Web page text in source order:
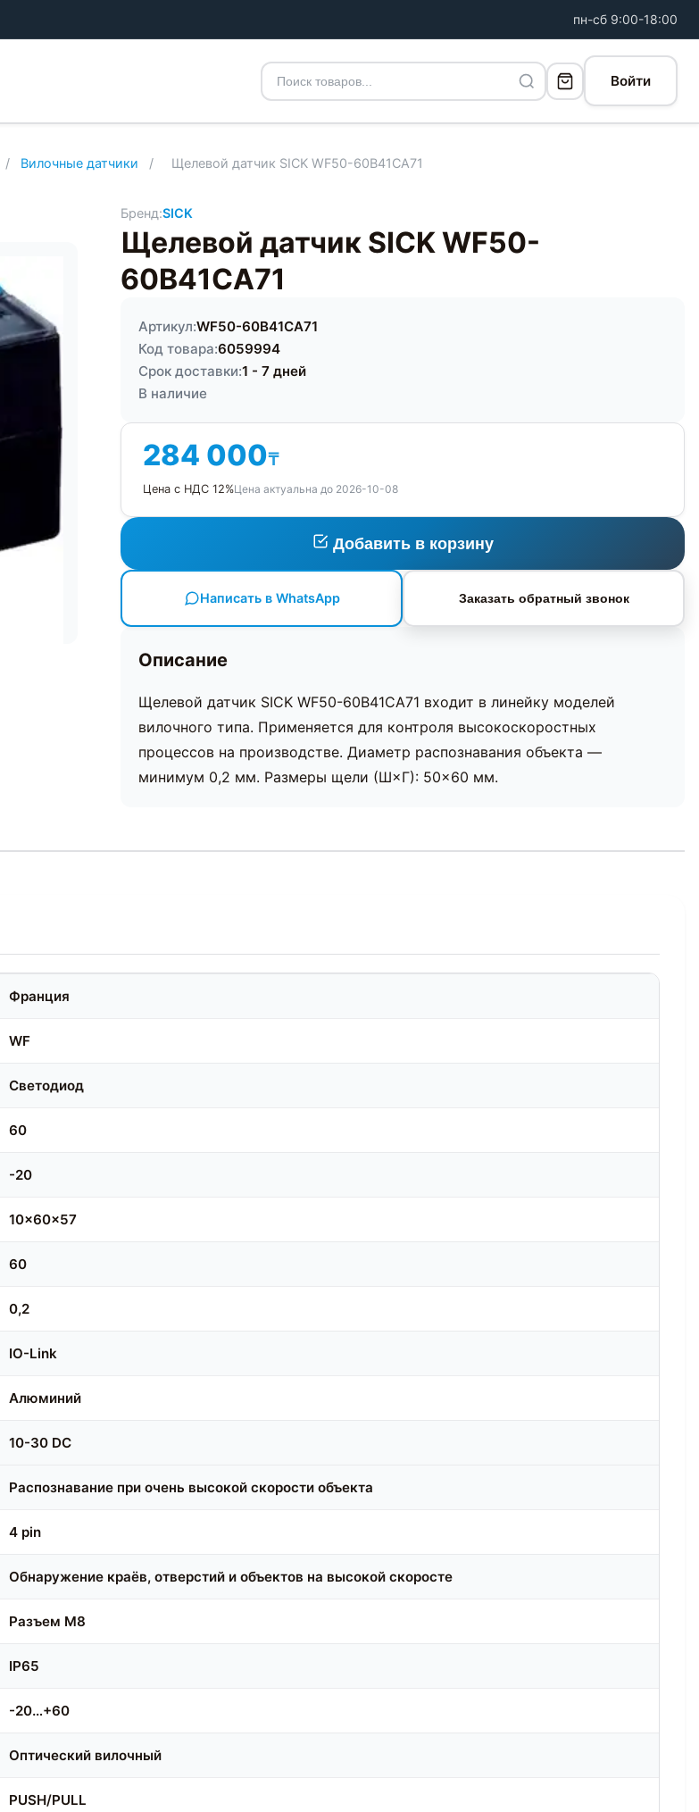
пн-сб 9:00-18:00
Войти
/ Вилочные датчики / Щелевой датчик SICK WF50-60B41CA71
Бренд:SICK
Щелевой датчик SICK WF50-
60B41CA71
Артикул:WF50-60B41CA71
Код товара:6059994
Срок доставки:1 - 7 дней
В наличие
284 000₸
Цена с НДС 12%Цена актуальна до 2026-10-08
Добавить в корзину
Написать в WhatsApp Заказать обратный звонок
Описание
Щелевой датчик SICK WF50-60B41CA71 входит в линейку моделей
вилочного типа. Применяется для контроля высокоскоростных
процессов на производстве. Диаметр распознавания объекта —
минимум 0,2 мм. Размеры щели (Ш×Г): 50×60 мм.
Франция
WF
Светодиод
60
-20
10x60x57
60
0,2
IO-Link
Алюминий
10-30 DC
Распознавание при очень высокой скорости объекта
4 pin
Обнаружение краёв, отверстий и объектов на высокой скоросте
Разъем M8
IP65
-20…+60
Оптический вилочный
PUSH/PULL